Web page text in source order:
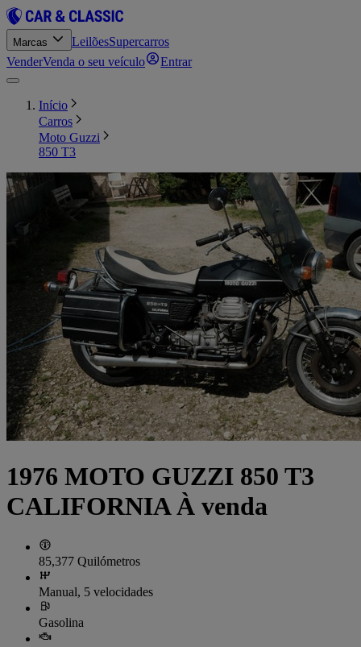
Marcas LeilõesSupercarros
VenderVenda o seu veículo Entrar
Início
Carros
Moto Guzzi
850 T3
1976 MOTO GUZZI 850 T3
CALIFORNIA À venda
85,377 Quilómetros
Manual, 5 velocidades
Gasolina